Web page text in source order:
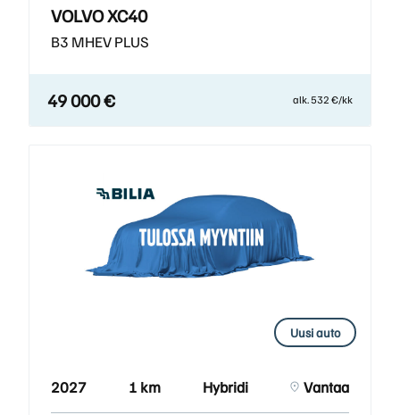
VOLVO XC40
B3 MHEV PLUS
49 000 € alk. 532 €/kk
Uusi auto
2027 1 km Hybridi Vantaa